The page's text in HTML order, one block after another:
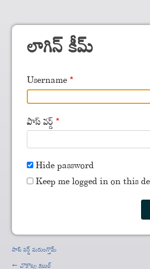
లాగిన్ కీమ్
Username
పాస్ వర్డ్
Hide password
Keep me logged in on this
పాస్ వర్డ్ మరుంగ్తొమ్
← చొకొట్న కబుర్